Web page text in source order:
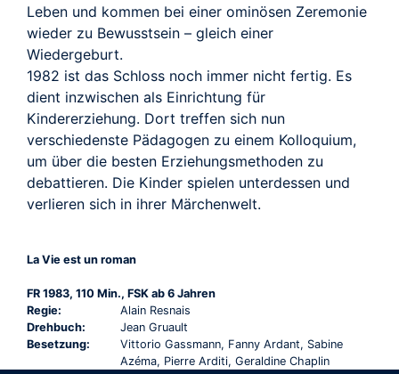
Leben und kommen bei einer ominösen Zeremonie
wieder zu Bewusstsein – gleich einer
Wiedergeburt.
1982 ist das Schloss noch immer nicht fertig. Es
dient inzwischen als Einrichtung für
Kindererziehung. Dort treffen sich nun
verschiedenste Pädagogen zu einem Kolloquium,
um über die besten Erziehungsmethoden zu
debattieren. Die Kinder spielen unterdessen und
verlieren sich in ihrer Märchenwelt.
La Vie est un roman
FR 1983, 110 Min., FSK ab 6 Jahren
Regie:
Alain Resnais
Drehbuch:
Jean Gruault
Besetzung:
Vittorio Gassmann, Fanny Ardant, Sabine
Azéma, Pierre Arditi, Geraldine Chaplin